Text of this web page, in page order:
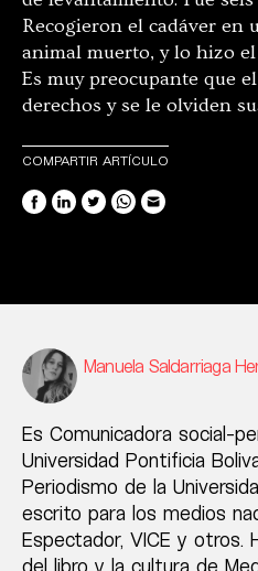
Recogieron el cadáver en
animal muerto, y lo hizo
Es muy preocupante que
derechos y se le olviden
COMPARTIR ARTÍCULO
Manuela Saldarriaga
Es Comunicadora social-
Universidad Pontificia
Periodismo de la
escrito para los medios
Espectador, VICE y otros.
del libro y la cultura de